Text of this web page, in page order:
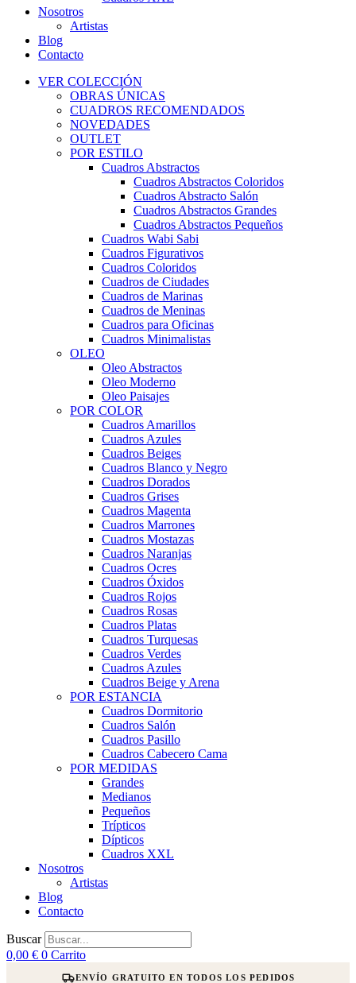
Nosotros
Artistas
Blog
Contacto
VER COLECCIÓN
OBRAS ÚNICAS
CUADROS RECOMENDADOS
NOVEDADES
OUTLET
POR ESTILO
Cuadros Abstractos
Cuadros Abstractos Coloridos
Cuadros Abstracto Salón
Cuadros Abstractos Grandes
Cuadros Abstractos Pequeños
Cuadros Wabi Sabi
Cuadros Figurativos
Cuadros Coloridos
Cuadros de Ciudades
Cuadros de Marinas
Cuadros de Meninas
Cuadros para Oficinas
Cuadros Minimalistas
OLEO
Oleo Abstractos
Oleo Moderno
Oleo Paisajes
POR COLOR
Cuadros Amarillos
Cuadros Azules
Cuadros Beiges
Cuadros Blanco y Negro
Cuadros Dorados
Cuadros Grises
Cuadros Magenta
Cuadros Marrones
Cuadros Mostazas
Cuadros Naranjas
Cuadros Ocres
Cuadros Óxidos
Cuadros Rojos
Cuadros Rosas
Cuadros Platas
Cuadros Turquesas
Cuadros Verdes
Cuadros Azules
Cuadros Beige y Arena
POR ESTANCIA
Cuadros Dormitorio
Cuadros Salón
Cuadros Pasillo
Cuadros Cabecero Cama
POR MEDIDAS
Grandes
Medianos
Pequeños
Trípticos
Dípticos
Cuadros XXL
Nosotros
Artistas
Blog
Contacto
Buscar
0,00 € 0 Carrito
ENVÍO GRATUITO EN TODOS LOS PEDIDOS